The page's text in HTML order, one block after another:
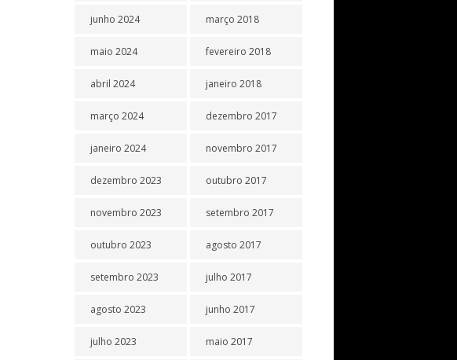
junho 2024
maio 2024
abril 2024
março 2024
janeiro 2024
dezembro 2023
novembro 2023
outubro 2023
setembro 2023
agosto 2023
julho 2023
março 2018
fevereiro 2018
janeiro 2018
dezembro 2017
novembro 2017
outubro 2017
setembro 2017
agosto 2017
julho 2017
junho 2017
maio 2017